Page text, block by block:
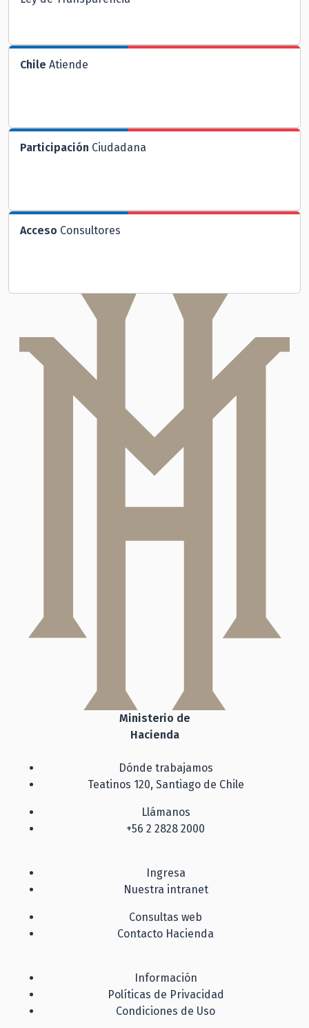
Chile Atiende
Participación Ciudadana
Acceso Consultores
Ministerio de
Hacienda
Dónde trabajamos
Teatinos 120, Santiago de Chile
Llámanos
+56 2 2828 2000
Ingresa
Nuestra intranet
Consultas web
Contacto Hacienda
Información
Políticas de Privacidad
Condiciones de Uso